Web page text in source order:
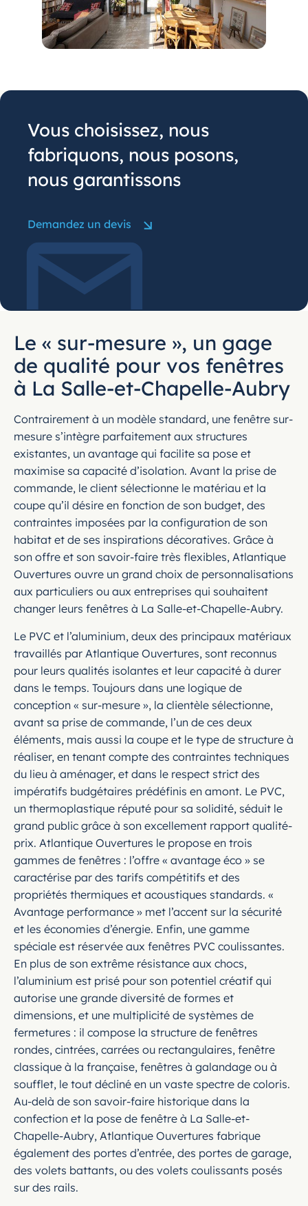
Demandez un devis
Vous choisissez, nous
fabriquons, nous posons,
nous garantissons
Le « sur-mesure », un gage
de qualité pour vos fenêtres
à La Salle-et-Chapelle-Aubry
Contrairement à un modèle standard, une fenêtre sur-
mesure s’intègre parfaitement aux structures
existantes, un avantage qui facilite sa pose et
maximise sa capacité d’isolation. Avant la prise de
commande, le client sélectionne le matériau et la
coupe qu’il désire en fonction de son budget, des
contraintes imposées par la configuration de son
habitat et de ses inspirations décoratives. Grâce à
son offre et son savoir-faire très flexibles, Atlantique
Ouvertures ouvre un grand choix de personnalisations
aux particuliers ou aux entreprises qui souhaitent
changer leurs fenêtres à La Salle-et-Chapelle-Aubry.
Le PVC et l’aluminium, deux des principaux matériaux
travaillés par Atlantique Ouvertures, sont reconnus
pour leurs qualités isolantes et leur capacité à durer
dans le temps. Toujours dans une logique de
conception « sur-mesure », la clientèle sélectionne,
avant sa prise de commande, l’un de ces deux
éléments, mais aussi la coupe et le type de structure à
réaliser, en tenant compte des contraintes techniques
du lieu à aménager, et dans le respect strict des
impératifs budgétaires prédéfinis en amont. Le PVC,
un thermoplastique réputé pour sa solidité, séduit le
grand public grâce à son excellement rapport qualité-
prix. Atlantique Ouvertures le propose en trois
gammes de fenêtres : l’offre « avantage éco » se
caractérise par des tarifs compétitifs et des
propriétés thermiques et acoustiques standards. «
Avantage performance » met l’accent sur la sécurité
et les économies d’énergie. Enfin, une gamme
spéciale est réservée aux fenêtres PVC coulissantes.
En plus de son extrême résistance aux chocs,
l’aluminium est prisé pour son potentiel créatif qui
autorise une grande diversité de formes et
dimensions, et une multiplicité de systèmes de
fermetures : il compose la structure de fenêtres
rondes, cintrées, carrées ou rectangulaires, fenêtre
classique à la française, fenêtres à galandage ou à
soufflet, le tout décliné en un vaste spectre de coloris.
Au-delà de son savoir-faire historique dans la
confection et la pose de fenêtre à La Salle-et-
Chapelle-Aubry, Atlantique Ouvertures fabrique
également des portes d’entrée, des portes de garage,
des volets battants, ou des volets coulissants posés
sur des rails.